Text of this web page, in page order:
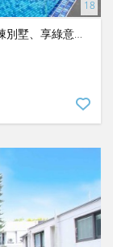
【西貢白沙灣豪宅出售】尊貴4房雙套房｜獨棟別墅、享綠意山景與屋苑泳池